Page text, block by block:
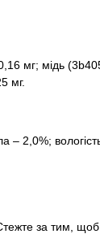
мг; мiдь
мг.
– 2,0%;
за тим,